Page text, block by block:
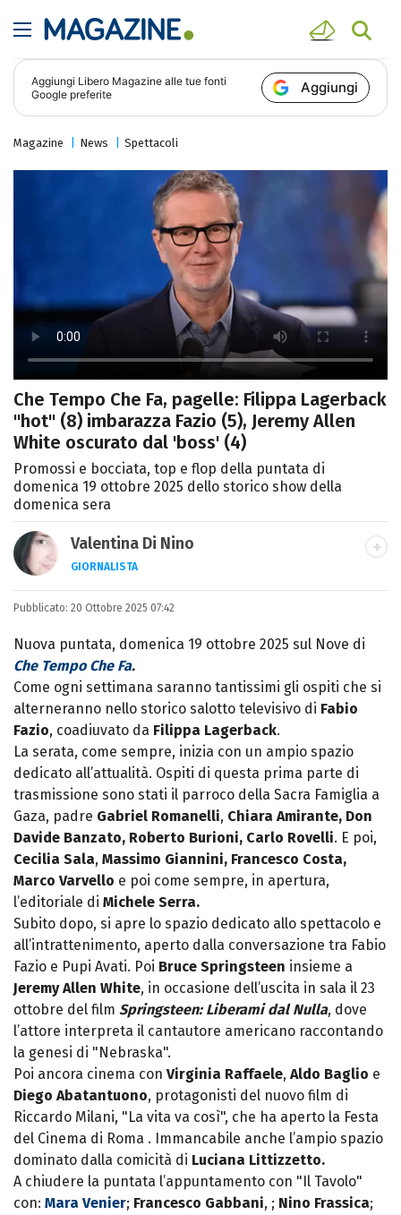
Aggiungi Libero Magazine alle tue fonti
Google preferite
Aggiungi
Magazine News Spettacoli
Che Tempo Che Fa, pagelle: Filippa Lagerback
"hot" (8) imbarazza Fazio (5), Jeremy Allen
White oscurato dal 'boss' (4)
Promossi e bocciata, top e flop della puntata di
domenica 19 ottobre 2025 dello storico show della
domenica sera
Valentina Di Nino
GIORNALISTA
LINKEDIN
INSTAGRAM FACEBOOK SITO
Romana, laurea in Scienze Politiche,
giornalista per caso. Ho scritto per
quotidiani, settimanali, siti e agenzie,
prevalentemente di cronaca e spettacoli.
Pubblicato: 20 Ottobre 2025 07:42
Nuova puntata, domenica 19 ottobre 2025 sul Nove di
Che Tempo Che Fa.
Come ogni settimana saranno tantissimi gli ospiti che si
alterneranno nello storico salotto televisivo di Fabio
Fazio, coadiuvato da Filippa Lagerback.
La serata, come sempre, inizia con un ampio spazio
dedicato all’attualità. Ospiti di questa prima parte di
trasmissione sono stati il parroco della Sacra Famiglia a
Gaza, padre Gabriel Romanelli, Chiara Amirante, Don
Davide Banzato, Roberto Burioni, Carlo Rovelli. E poi,
Cecilia Sala, Massimo Giannini, Francesco Costa,
Marco Varvello e poi come sempre, in apertura,
l’editoriale di Michele Serra.
Subito dopo, si apre lo spazio dedicato allo spettacolo e
all’intrattenimento, aperto dalla conversazione tra Fabio
Fazio e Pupi Avati. Poi Bruce Springsteen insieme a
Jeremy Allen White, in occasione dell’uscita in sala il 23
ottobre del film Springsteen: Liberami dal Nulla, dove
l’attore interpreta il cantautore americano raccontando
la genesi di "Nebraska".
Poi ancora cinema con Virginia Raffaele, Aldo Baglio e
Diego Abatantuono, protagonisti del nuovo film di
Riccardo Milani, "La vita va così", che ha aperto la Festa
del Cinema di Roma . Immancabile anche l’ampio spazio
dominato dalla comicità di Luciana Littizzetto.
A chiudere la puntata l’appuntamento con "Il Tavolo"
con: Mara Venier; Francesco Gabbani, ; Nino Frassica;